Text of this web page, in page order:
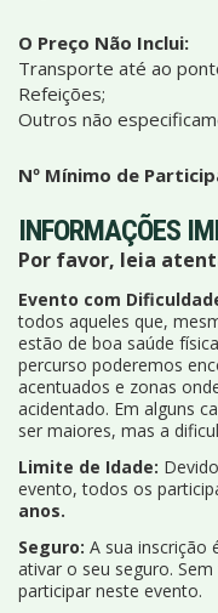
O Preço Não Inclui:
Transporte até ao
Refeições;
Outros não
Nº Mínimo de
INFORMAÇÕES
Por favor, leia
Evento com
todos aqueles que,
estão de boa saúde
percurso poderemos
acentuados e zonas
acidentado. Em alguns
ser maiores, mas a
Limite de Idade:
evento, todos os
anos.
Seguro: A sua inscrição
ativar o seu seguro.
participar neste evento.